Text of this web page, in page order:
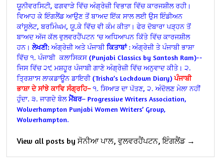
ਯੂਨੀਵਰਸਿਟੀ, ਫਗਵਾੜੇ ਵਿੱਚ ਅੰਗ੍ਰੇਜ਼ੀ ਵਿਭਾਗ ਵਿੱਚ ਕਾਰਜਸ਼ੀਲ ਰਹੀ।
ਵਿਆਹ ਕੇ ਇੰਗਲੈਂਡ ਆਉਣ ਤੋਂ ਬਾਅਦ ਇੱਕ ਸਾਲ ਲਈ ਉਸ ਇੰਡੀਅਨ
ਕਾਂਸੂਲੇਟ, ਬਰਮਿੰਘਮ, ਯੂ.ਕੇ ਵਿੱਚ ਵੀ ਕੰਮ ਕੀਤਾ। ਫੇਰ ਦੋਬਾਰਾ ਪੜ੍ਹਨ ਤੋਂ
ਬਾਅਦ ਅੱਜ ਕੱਲ ਵੁਲਵਰਹੈਂਪਟਨ ‘ਚ ਅਧਿਆਪਨ ਕਿੱਤੇ ਵਿੱਚ ਕਾਰਜਸ਼ੀਲ
ਹਨ। ਲੇਖਣੀ: ਅੰਗ੍ਰੇਜ਼ੀ ਅਤੇ ਪੰਜਾਬੀ ਕਿਤਾਬਾਂ: ਅੰਗ੍ਰੇਜ਼ੀ ਤੇ ਪੰਜਾਬੀ ਭਾਸ਼ਾ
ਵਿੱਚ ੧. ਪੰਜਾਬੀ ਕਲਾਸਿਕਸ (Punjabi Classics by Santosh Ram)--
ਜਿਸ ਵਿੱਚ ੨੯ ਮਸ਼ਹੂਰ ਪੰਜਾਬੀ ਗਾਣੇ ਅੰਗ੍ਰੇਜ਼ੀ ਵਿੱਚ ਅਨੁਵਾਦ ਕੀਤੇ। ੨.
ਤ੍ਰਿਸ਼ਾ'ਸ ਲਾਕਡਾਊਨ ਡਾਇਰੀ (Trisha’s Lockdown Diary) ਪੰਜਾਬੀ
ਭਾਸ਼ਾ ਦੇ ਸਾਂਝੇ ਕਾਵਿ ਸੰਗ੍ਰਹਿ– ੧. ਸਿਆੜ ਦਾ ਪੱਤਣ, ੨. ਅੰਦੋਲਣ ਮੇਲਾ ਨਹੀਂ
ਹੁੰਦਾ. ੩. ਜਾਗਦੇ ਬੋਲ ਮੈਂਬਰ– Progressive Writers Association,
Wolverhampton Punjabi Women Writers’ Group,
Wolverhampton.
View all posts by ਸੋਨੀਆ ਪਾਲ, ਵੁਲਵਰਹੈਂਪਟਨ, ਇੰਗਲੈਂਡ →